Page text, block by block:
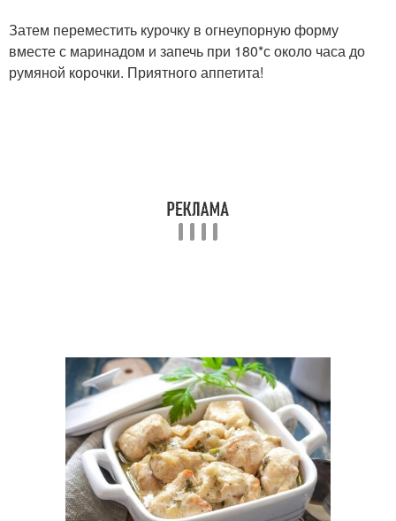
Затем переместить курочку в огнеупорную форму
вместе с маринадом и запечь при 180*с около часа до
румяной корочки. Приятного аппетита!